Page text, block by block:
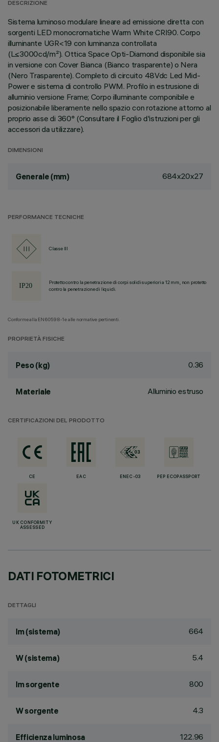
DESCRIZIONE
Sistema luminoso modulare lineare ad emissione diretta con
sorgenti LED monocromatiche Warm White CRI90. Corpo
illuminante UGR<19 con luminanza controllata
(L≤3000cd/m²). Ottica Space Opti-Diamond disponibile sia
in versione con Cover Bianca (Bianco trasparente) o Nera
(Nero Trasparente). Completo di circuito 48Vdc Led Mid-
Power e sistema di controllo PWM. Profilo in estrusione di
alluminio versione Frame; Corpo illuminante componibile e
posizionabile liberamente nello spazio con rotazione attorno al
proprio asse di 360° (Consultare il Foglio d'istruzioni per gli
accessori da utilizzare).
DIMENSIONI
Generale (mm) 684x20x27
PERFORMANCE TECNICHE
Classe III
Protetto contro la penetrazione di corpi solidi superiori a 12 mm, non protetto
contro la penetrazione di liquidi.
Conforme alla EN60598-1 e alle normative pertinenti.
PROPRIETÀ FISICHE
Peso (kg) 0.36
Materiale Alluminio estruso
CERTIFICAZIONI DEL PRODOTTO
CE EAC ENEC-03 PEP ECOPASSPORT
UK CONFORMITY
ASSESSED
DATI FOTOMETRICI
DETTAGLI
lm (sistema) 664
W (sistema) 5.4
lm sorgente 800
W sorgente 4.3
Efficienza luminosa 122.96